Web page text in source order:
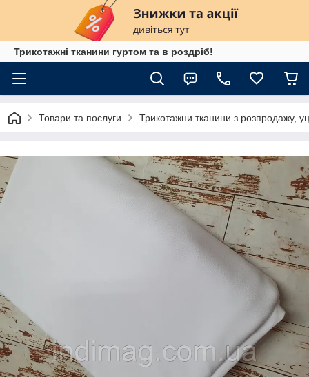
Трикотажні тканини гуртом та в роздріб!
Товари та послуги Трикотажни тканини з розпродажу,